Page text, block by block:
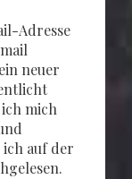
Adresse
neuer
mich
ich auf der